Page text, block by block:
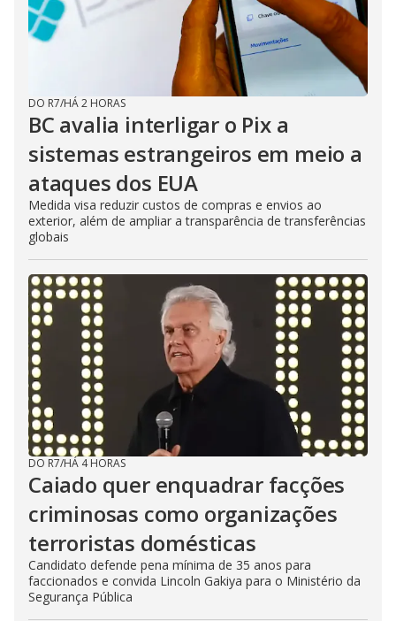
DO R7/HÁ 2 HORAS
BC avalia interligar o Pix a
sistemas estrangeiros em meio a
ataques dos EUA
Medida visa reduzir custos de compras e envios ao
exterior, além de ampliar a transparência de transferências
globais
DO R7/HÁ 4 HORAS
Caiado quer enquadrar facções
criminosas como organizações
terroristas domésticas
Candidato defende pena mínima de 35 anos para
faccionados e convida Lincoln Gakiya para o Ministério da
Segurança Pública